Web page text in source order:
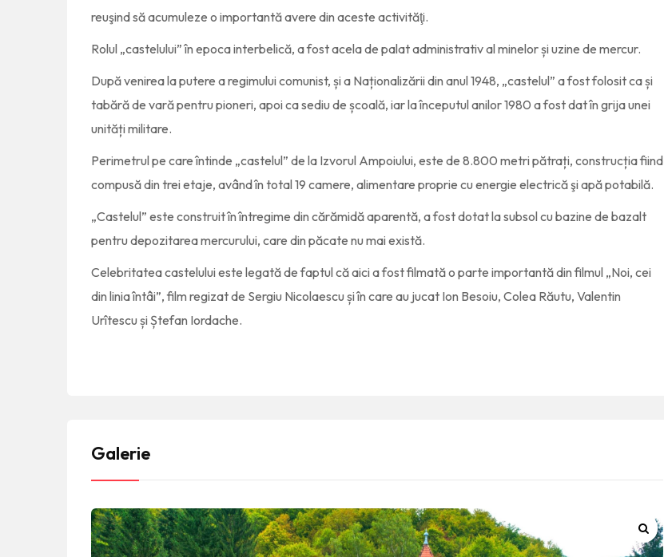
reuşind să acumuleze o importantă avere din aceste activităţi.
Rolul „castelului” în epoca interbelică, a fost acela de palat administrativ al minelor și uzine de mercur.
După venirea la putere a regimului comunist, și a Naționalizării din anul 1948, „castelul” a fost folosit ca și
tabără de vară pentru pioneri, apoi ca sediu de școală, iar la începutul anilor 1980 a fost dat în grija unei
unități militare.
Perimetrul pe care întinde „castelul” de la Izvorul Ampoiului, este de 8.800 metri pătrați, construcția fiind
compusă din trei etaje, având în total 19 camere, alimentare proprie cu energie electrică şi apă potabilă.
„Castelul” este construit în întregime din cărămidă aparentă, a fost dotat la subsol cu bazine de bazalt
pentru depozitarea mercurului, care din păcate nu mai există.
Celebritatea castelului este legată de faptul că aici a fost filmată o parte importantă din filmul „Noi, cei
din linia întâi”, film regizat de Sergiu Nicolaescu și în care au jucat Ion Besoiu, Colea Răutu, Valentin
Urîtescu și Ștefan Iordache.
Galerie